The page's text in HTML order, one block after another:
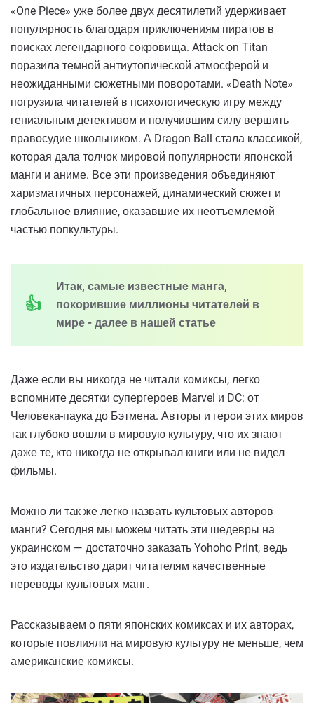
«One Piece» уже более двух десятилетий удерживает
популярность благодаря приключениям пиратов в
поисках легендарного сокровища. Attack on Titan
поразила темной антиутопической атмосферой и
неожиданными сюжетными поворотами. «Death Note»
погрузила читателей в психологическую игру между
гениальным детективом и получившим силу вершить
правосудие школьником. А Dragon Ball стала классикой,
которая дала толчок мировой популярности японской
манги и аниме. Все эти произведения объединяют
харизматичных персонажей, динамический сюжет и
глобальное влияние, оказавшие их неотъемлемой
частью попкультуры.
Итак, самые известные манга,
покорившие миллионы читателей в
мире - далее в нашей статье
Даже если вы никогда не читали комиксы, легко
вспомните десятки супергероев Marvel и DC: от
Человека-паука до Бэтмена. Авторы и герои этих миров
так глубоко вошли в мировую культуру, что их знают
даже те, кто никогда не открывал книги или не видел
фильмы.
Можно ли так же легко назвать культовых авторов
манги? Сегодня мы можем читать эти шедевры на
украинском — достаточно заказать Yohoho Print, ведь
это издательство дарит читателям качественные
переводы культовых манг.
Рассказываем о пяти японских комиксах и их авторах,
которые повлияли на мировую культуру не меньше, чем
американские комиксы.